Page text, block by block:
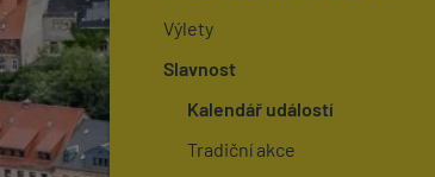
Výlety
Slavnost
Kalendář událostí
Tradiční akce